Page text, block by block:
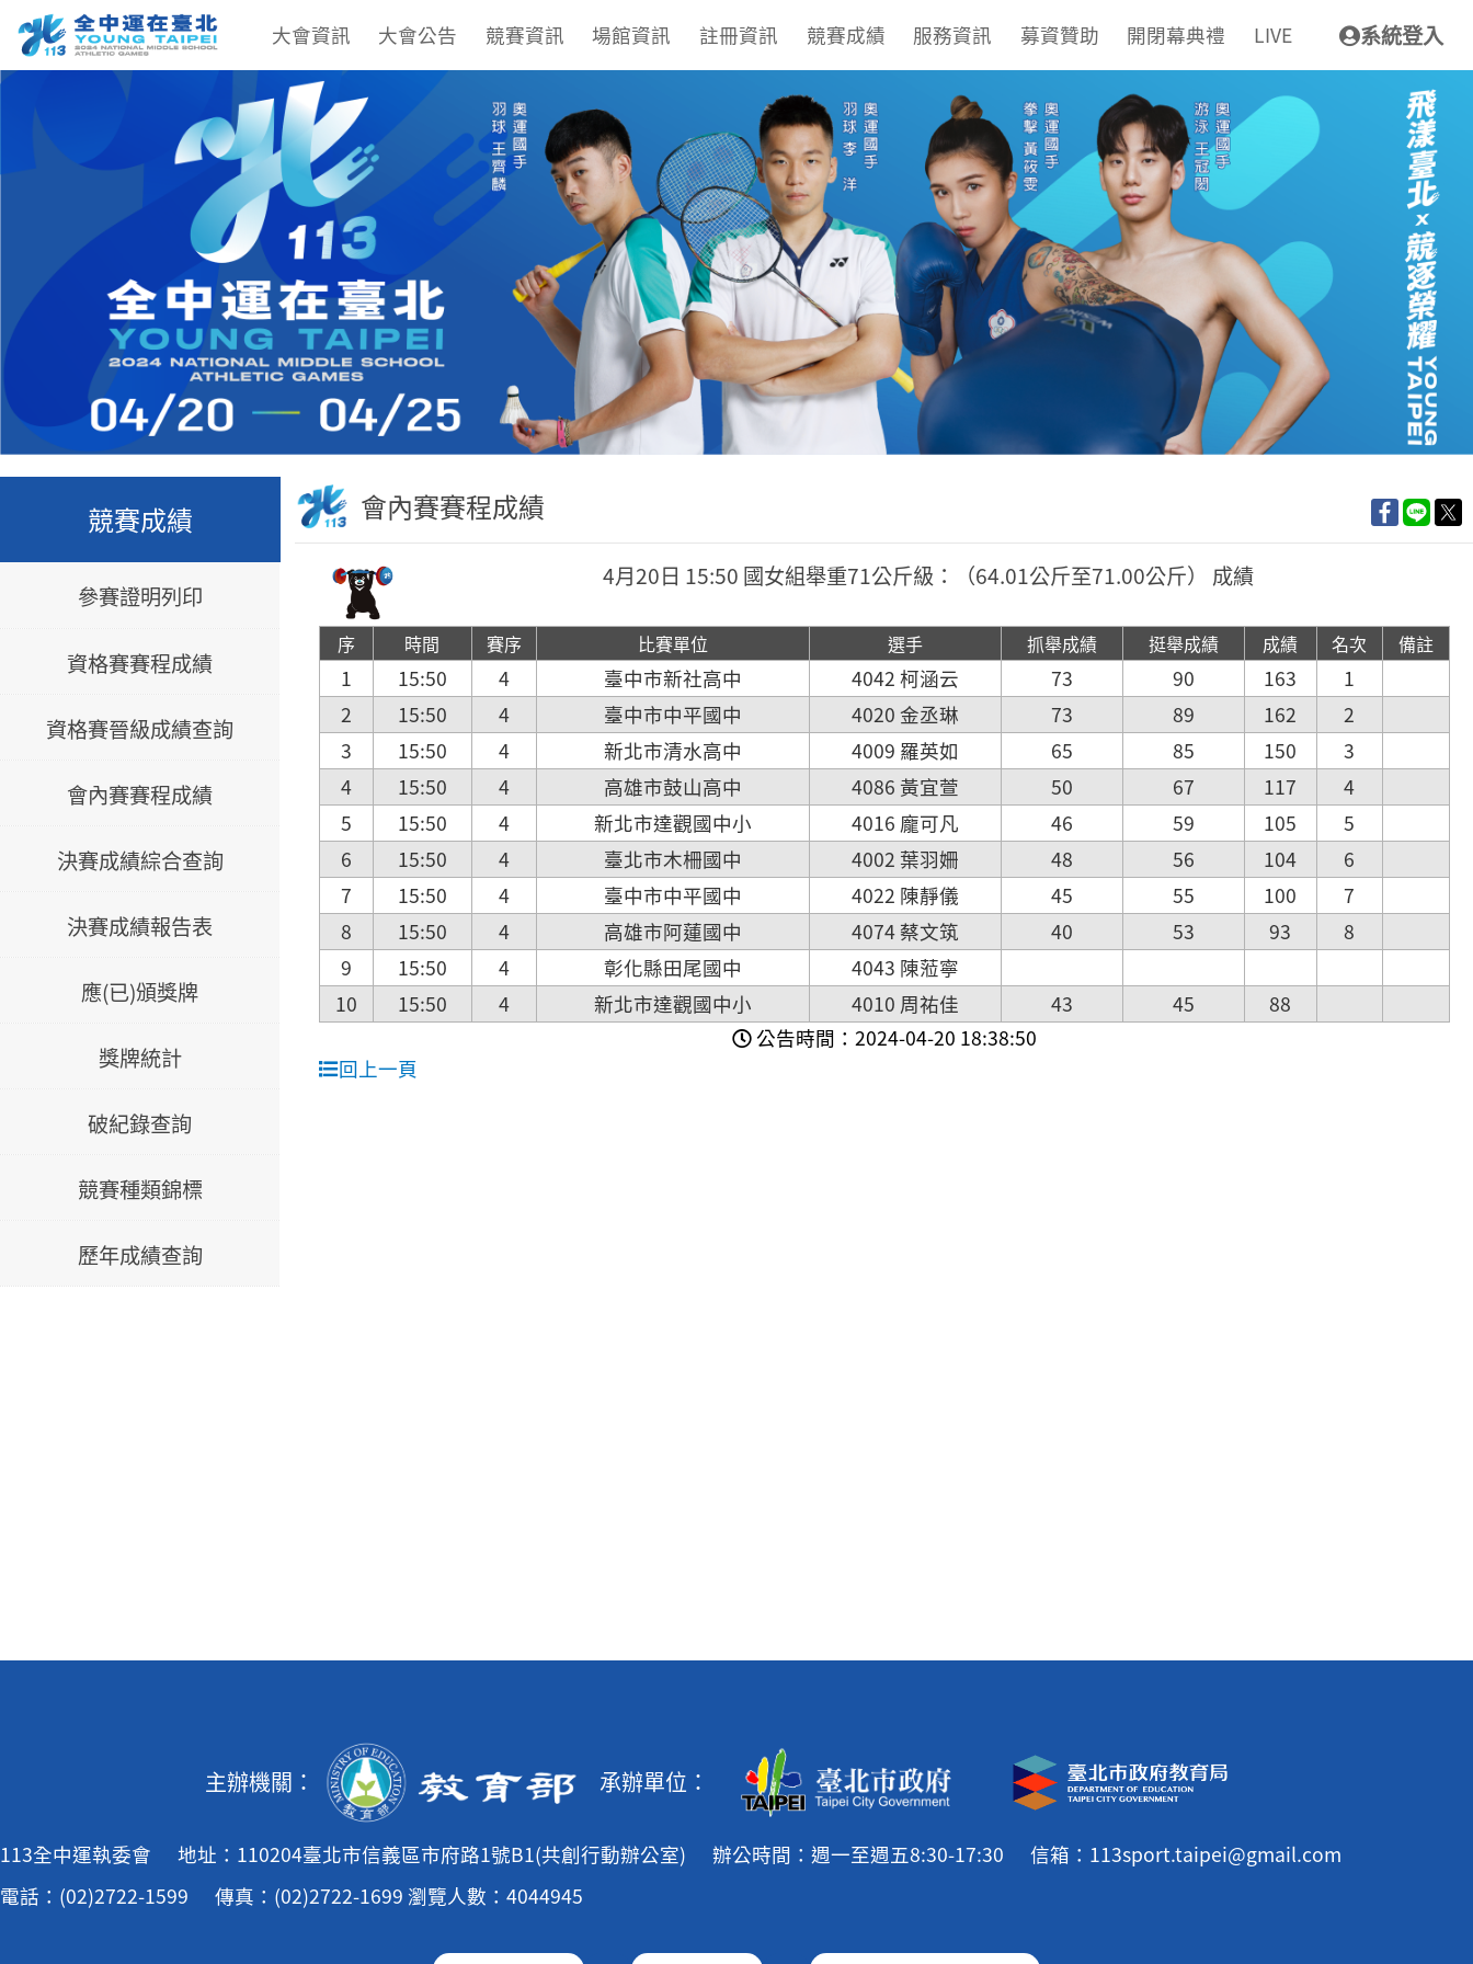
大會資訊 大會公告 競賽資訊 場館資訊 註冊資訊 競賽成績 服務資訊 募資贊助 開閉幕典禮 LIVE 系統登入
競賽成績
參賽證明列印
資格賽賽程成績
資格賽晉級成績查詢
會內賽賽程成績
決賽成績綜合查詢
決賽成績報告表
應(已)頒獎牌
獎牌統計
破紀錄查詢
競賽種類錦標
歷年成績查詢
會內賽賽程成績
4月20日 15:50 國女組舉重71公斤級：（64.01公斤至71.00公斤） 成績
序 時間 賽序 比賽單位 選手 抓舉成績 挺舉成績 成績 名次 備註
1 15:50 4 臺中市新社高中 4042 柯涵云 73 90 163
1
2
15:50 4 臺中市中平國中 4020 金丞琳 73 89 162
2
3
15:50 4 新北市清水高中 4009 羅英如 65 85 150
3
4
15:50 4 高雄市鼓山高中 4086 黃宜萱 50 67 117
4
5
15:50 4 新北市達觀國中小 4016 龐可凡 46 59 105
5
6
15:50 4 臺北市木柵國中 4002 葉羽姍 48 56 104
6
7
15:50 4 臺中市中平國中 4022 陳靜儀 45 55 100
7
8
15:50 4 高雄市阿蓮國中 4074 蔡文筑 40 53 93
8
9
15:50 4 彰化縣田尾國中
4043 陳蒞寧
10
15:50 4 新北市達觀國中小 4010 周祐佳 43 45
88
公告時間：2024-04-20 18:38:50
回上一頁
主辦機關： 承辦單位：
113全中運執委會 地址：110204臺北市信義區市府路1號B1(共創行動辦公室) 辦公時間：週一至週五8:30-17:30
信箱：113sport.taipei@gmail.com
電話：(02)2722-1599
傳真：(02)2722-1699 瀏覽人數：4044945